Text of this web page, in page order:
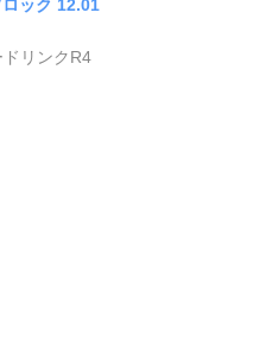
ック 12.01
リンクR4